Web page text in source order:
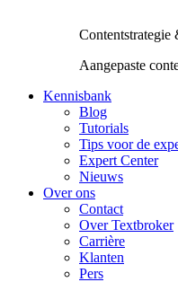
Contentstrategie
Aangepaste
Kennisbank
Blog
Tutorials
Tips voor de
Expert Center
Nieuws
Over ons
Contact
Over Textbroker
Carrière
Klanten
Pers